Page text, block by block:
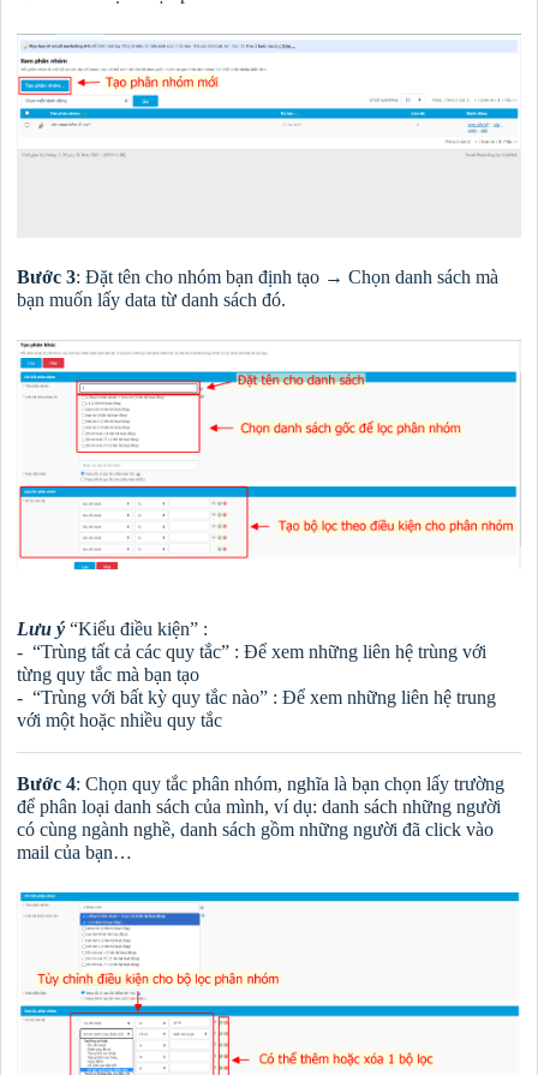
Bước 3: Đặt tên cho nhóm bạn định tạo → Chọn danh sách mà
bạn muốn lấy data từ danh sách đó.
Lưu ý “Kiểu điều kiện” :
- “Trùng tất cả các quy tắc” : Để xem những liên hệ trùng với
từng quy tắc mà bạn tạo
- “Trùng với bất kỳ quy tắc nào” : Để xem những liên hệ trung
với một hoặc nhiều quy tắc
Bước 4: Chọn quy tắc phân nhóm, nghĩa là bạn chọn lấy trường
để phân loại danh sách của mình, ví dụ: danh sách những người
có cùng ngành nghề, danh sách gồm những người đã click vào
mail của bạn…